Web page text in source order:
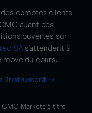
des comptes clients
ayant des
ouvertes sur
SA s'attendent à
move du cours.
l'instrument
CMC Markets à titre